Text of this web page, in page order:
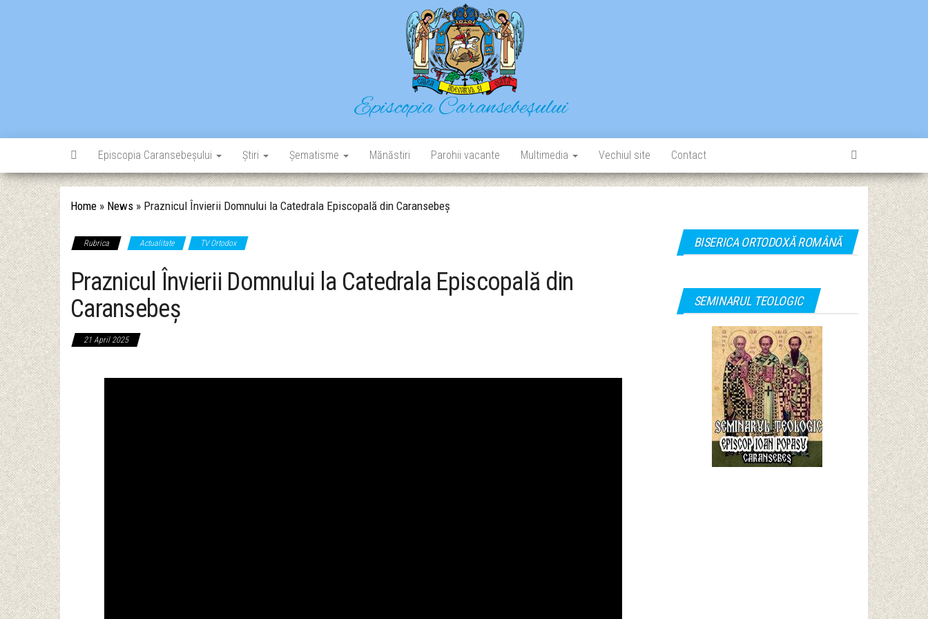
Episcopia Caransebeșului
Situl oficial al Episcopiei Caransebeșului
Episcopia Caransebeșului Știri Șematisme Mănăstiri Parohii vacante Multimedia Vechiul site Contact
Home » News » Praznicul Învierii Domnului la Catedrala Episcopală din Caransebeș
Rubrica Actualitate TV Ortodox
Praznicul Învierii Domnului la Catedrala Episcopală din
Caransebeș
21 April 2025
BISERICA ORTODOXĂ ROMÂNĂ
SEMINARUL TEOLOGIC